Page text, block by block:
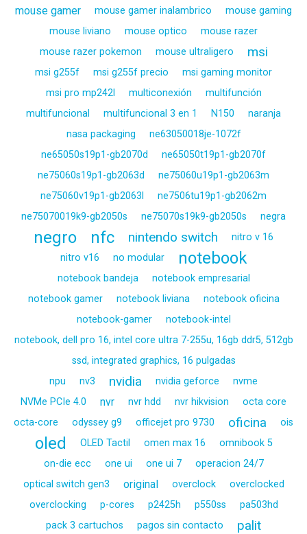
mouse gamer mouse gamer inalambrico
mouse gaming
mouse liviano
mouse optico
mouse razer
mouse razer pokemon
mouse ultraligero msi
msi g255f msi g255f precio
msi gaming monitor
msi pro mp242l
multiconexión
multifunción
multifuncional
multifuncional 3 en 1 N150
naranja
nasa packaging
ne63050018je-1072f
ne65050s19p1-gb2070d
ne65050t19p1-gb2070f
ne75060s19p1-gb2063d
ne75060u19p1-gb2063m
ne75060v19p1-gb2063l
ne7506tu19p1-gb2062m
ne75070019k9-gb2050s
ne75070s19k9-gb2050s negra
negro nfc nintendo switch
nitro v 16
nitro v16
no modular notebook
notebook bandeja
notebook empresarial
notebook gamer
notebook liviana
notebook oficina
notebook-gamer
notebook-intel
notebook, dell pro 16, intel core ultra 7-255u, 16gb ddr5, 512gb
ssd, integrated graphics, 16 pulgadas
npu
nv3 nvidia nvidia geforce
nvme
NVMe PCIe 4.0
nvr nvr hdd nvr hikvision
octa core
octa-core
odyssey g9 officejet pro 9730 oficina ois
oled OLED Tactil omen max 16
omnibook 5
on-die ecc
one ui one ui 7
operacion 24/7
optical switch gen3
original overclock
overclocked
overclocking
p-cores p2425h p550ss
pa503hd
pack 3 cartuchos
pagos sin contacto palit